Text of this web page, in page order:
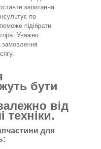
запитання
по
підібрати
Уважно
замовлення
бути
від
техніки.
для